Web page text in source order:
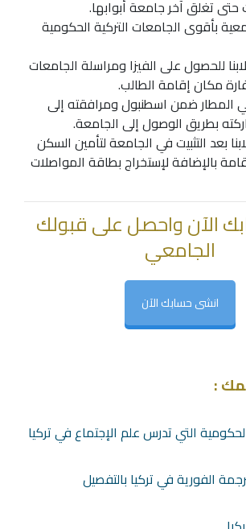
حتى تغلق آخر جامعة أبوابها.
بأقوى الجامعات التركية الحكومية
للحصول على الفيزا ومراسلة الجامعات
مكان إقامة الطالب.
المطار ضمن اسطنبولومرافقته إلى
بطريق الوصول إلى الجامعة.
بعد التثبيت في الجامعة لتأمين السكن
بالإضافة لإستخراج بطاقة المواصلات
الآن واحصل على قبولك
الجامعي
انشى حسابك الآن
:
التي تدرس علم الإجتماع في تركيا
الفورية في تركيا بالتفصيل